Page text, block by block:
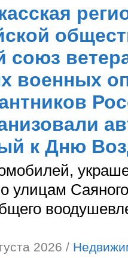
союз
военных
к Дню
улицам
2026 /